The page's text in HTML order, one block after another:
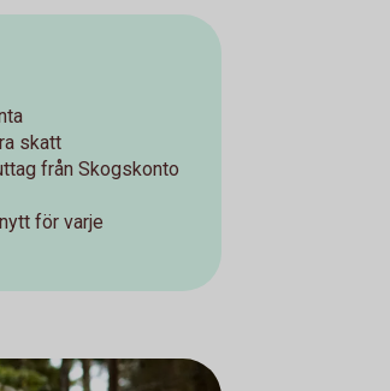
skatt
från Skogskonto
för varje